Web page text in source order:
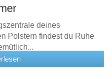
deines
Polstern findest du Ruhe